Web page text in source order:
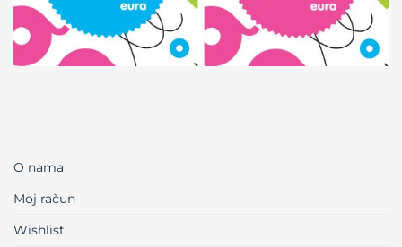
O nama
Moj račun
Wishlist